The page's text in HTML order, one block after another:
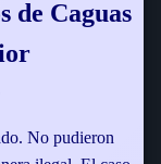
de Caguas
No pudieron